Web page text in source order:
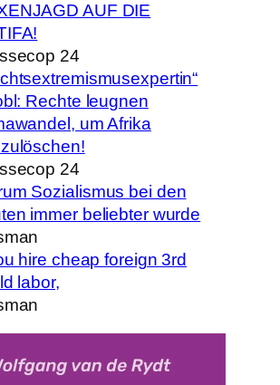
AUF DIE
24
Rechte leugnen
um Afrika
24
Sozialismus bei den
immer beliebter wurde
hire cheap foreign 3rd
labor,